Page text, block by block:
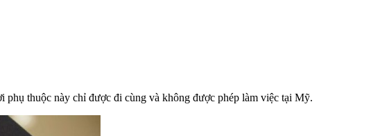
thuộc này chỉ được đi cùng và không được phép làm việc tại Mỹ.